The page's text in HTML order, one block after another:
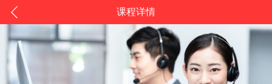
课程详情